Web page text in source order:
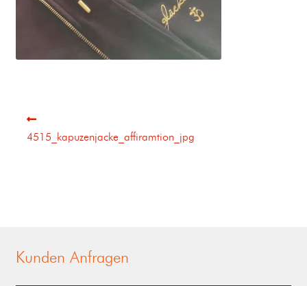
4515_kapuzenjacke_affiramtion_jpg
Kunden Anfragen